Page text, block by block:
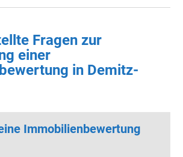
Fragen zur
einer
in Demitz-
Immobilienbewertung